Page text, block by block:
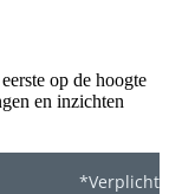
op de hoogte
en inzichten
*Verplicht